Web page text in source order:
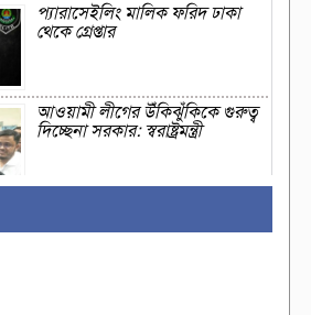
প্যারাসেইলিং মালিক ফরিদ ঢাকা
থেকে গ্রেপ্তার
আওয়ামী লীগের উঁকিঝুঁকিকে গুরুত্ব
দিচ্ছেনা সরকার: স্বরাষ্ট্রমন্ত্রী